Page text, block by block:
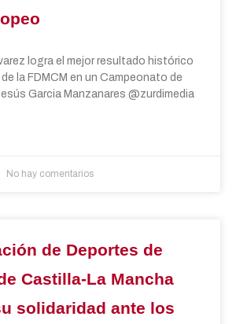
logra el mejor resultado histórico
la FDMCM en un Campeonato de
Garcia Manzanares @zurdimedia
No hay comentarios
de Deportes de
Castilla-La Mancha
solidaridad ante los